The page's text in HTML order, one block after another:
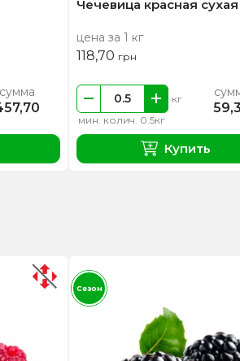
сумма
Чечевица красная сухая
цена за 1 кг
118,70 грн
мин. колич. 0.5кг
кг
Купить
Сезон